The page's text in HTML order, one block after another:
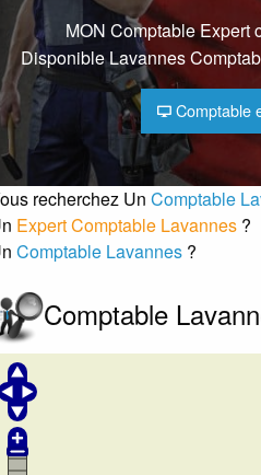
MON Comptable Expert
Disponible Lavannes
Comptable
recherchez Un Comptable
Expert Comptable Lavannes ?
Comptable Lavannes ?
Comptable